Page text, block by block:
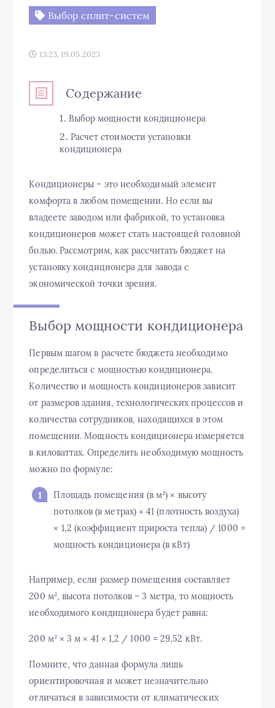
Выбор сплит-систем
13:23, 19.05.2023
Содержание
Выбор мощности кондиционера
Расчет стоимости установки
кондиционера
Кондиционеры – это необходимый элемент
комфорта в любом помещении. Но если вы
владеете заводом или фабрикой, то установка
кондиционеров может стать настоящей головной
болью. Рассмотрим, как рассчитать бюджет на
установку кондиционера для завода с
экономической точки зрения.
Выбор мощности кондиционера
Первым шагом в расчете бюджета необходимо
определиться с мощностью кондиционера.
Количество и мощность кондиционеров зависит
от размеров здания, технологических процессов и
количества сотрудников, находящихся в этом
помещении. Мощность кондиционера измеряется
в киловаттах. Определить необходимую мощность
можно по формуле:
Площадь помещения (в м²) × высоту
потолков (в метрах) × 41 (плотность воздуха)
× 1,2 (коэффициент прироста тепла) / 1000 =
мощность кондиционера (в кВт)
Например, если размер помещения составляет
200 м², высота потолков – 3 метра, то мощность
необходимого кондиционера будет равна:
200 м² × 3 м × 41 × 1,2 / 1000 = 29,52 кВт.
Помните, что данная формула лишь
ориентировочная и может незначительно
отличаться в зависимости от климатических